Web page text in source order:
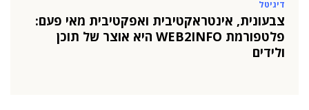
דיגיטל
צבעונית, אינטראקטיבית ואפקטיבית מאי פעם:
פלטפורמת WEB2INFO היא אוצר של תוכן
ולידים